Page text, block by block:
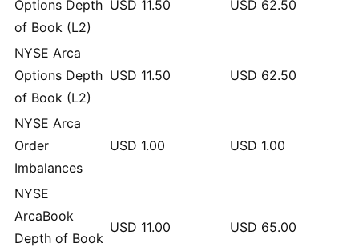
Options Depth
of Book (L2)
USD 11.50 USD 62.50
NYSE Arca
Options Depth
of Book (L2)
USD 11.50 USD 62.50
NYSE Arca
Order
Imbalances
USD 1.00 USD 1.00
NYSE
ArcaBook
Depth of Book
USD 11.00 USD 65.00